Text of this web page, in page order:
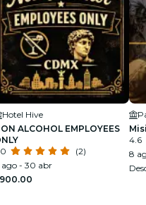
Hotel Hive
ALCOHOL EMPLOYEES
(2)
- 30 abr
4.6
8